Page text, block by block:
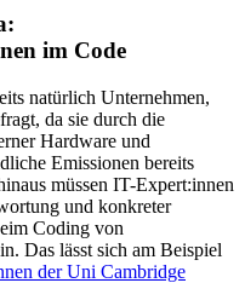
im Code
natürlich Unternehmen,
da sie durch die
Hardware und
Emissionen bereits
müssen IT-Expert:innen
und konkreter
Coding von
Das lässt sich am Beispiel
der Uni Cambridge